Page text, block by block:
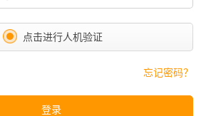
点击进行人机验证
忘记密码？
登录